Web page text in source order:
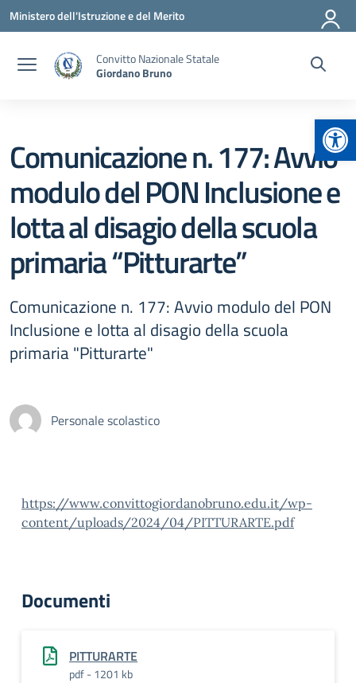
Vai ai contenuti
Vai al menu di navigazione
Vai al footer
Ministero dell'Istruzione e del Merito
Convitto Nazionale Statale
Giordano Bruno
Comunicazione n. 177: Avvio
modulo del PON Inclusione e
lotta al disagio della scuola
primaria “Pitturarte”
Comunicazione n. 177: Avvio modulo del PON
Inclusione e lotta al disagio della scuola
primaria "Pitturarte"
Personale scolastico
https://www.convittogiordanobruno.edu.it/wp-
content/uploads/2024/04/PITTURARTE.pdf
Documenti
PITTURARTE
pdf - 1201 kb